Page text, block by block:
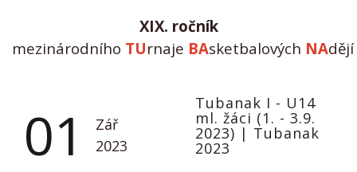
XIX. ročník
mezinárodního TUrnaje BAsketbalových NAdějí
01
Zář
2023
Tubanak I - U14
ml. žáci (1. - 3.9.
2023) | Tubanak
2023